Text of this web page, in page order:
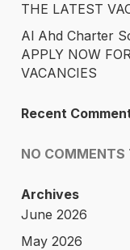
THE LATEST
Al Ahd Charter
APPLY NOW
VACANCIES
Recent
NO COMMENTS
Archives
June 2026
May 2026